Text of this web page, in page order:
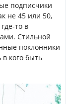
подписчики
не 45 или 50,
то в
Стильной
поклонники
кого быть